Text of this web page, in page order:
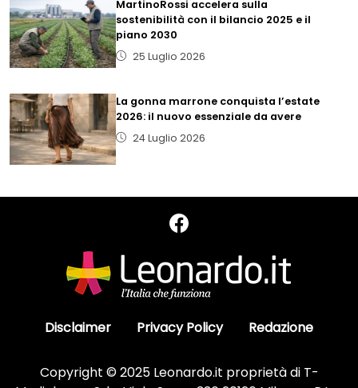
MartinoRossi accelera sulla
sostenibilità con il bilancio 2025 e il
piano 2030
25 Luglio 2026
La gonna marrone conquista l’estate
2026: il nuovo essenziale da avere
24 Luglio 2026
Disclaimer Privacy Policy Redazione
Copyright © 2025 Leonardo.it proprietà di T-